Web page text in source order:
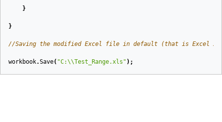
}
}
//Saving the modified Excel file in default (that is Excel
workbook.Save( "C:\\Test_Range.xls" );